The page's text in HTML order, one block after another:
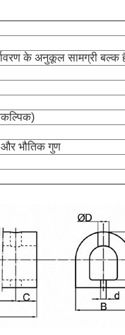
के अनुकूल सामग्री बल्क
और भौतिक गुण